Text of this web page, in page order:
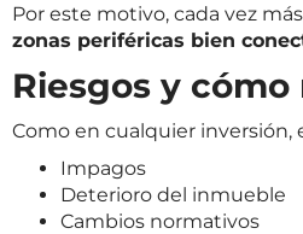
Por este motivo, cada vez
zonas periféricas bien
Riesgos y
Como en cualquier inversión,
Impagos
Deterioro del inmueble
Cambios normativos